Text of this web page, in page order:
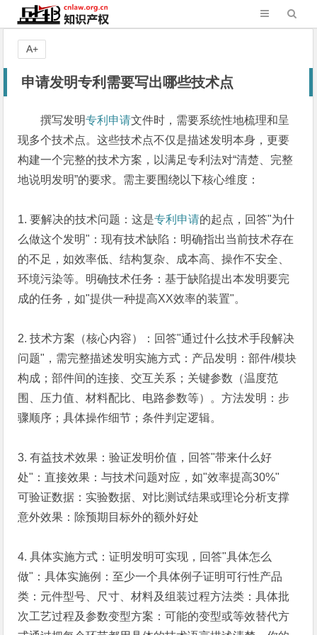
申请发明专利需要写出哪些技术点
撰写发明专利申请文件时，需要系统性地梳理和呈
现多个技术点。这些技术点不仅是描述发明本身，更要
构建一个完整的技术方案，以满足专利法对“清楚、完整
地说明发明”的要求。 需主要围绕以下核心维度：
1.要解决的技术问题：这是专利申请的起点，回答"为什
么做这个发明" ：现有技术缺陷：明确指出当前技术存在
的不足，如效率低、结构复杂、成本高、操作不安全、
环境污染等。 明确技术任务：基于缺陷提出本发明要完
成的任务，如"提供一种提高XX效率的装置"。
2.技术方案（核心内容）： 回答"通过什么技术手段解决
问题" ，需完整描述发明实施方式： 产品发明：部件/模块
构成；部件间的连接、交互关系；关键参数（温度范
围、压力值、材料配比、电路参数等）。方法发明：步
骤顺序；具体操作细节；条件判定逻辑。
3.有益技术效果：验证发明价值，回答"带来什么好
处" ： 直接效果：与技术问题对应，如"效率提高30%"
可验证数据：实验数据、对比测试结果或理论分析支撑
意外效果：除预期目标外的额外好处
4.具体实施方式：证明发明可实现，回答"具体怎么
做" ：具体实施例：至少一个具体例子证明可行性产品
类：元件型号、尺寸、材料及组装过程方法类：具体批
次工艺过程及参数变型方案：可能的变型或等效替代方
A+